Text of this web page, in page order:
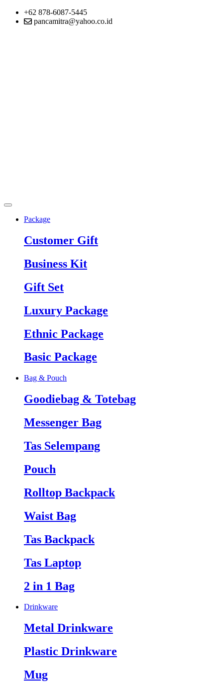
+62 878-6087-5445
pancamitra@yahoo.co.id
Package
Customer Gift
Business Kit
Gift Set
Luxury Package
Ethnic Package
Basic Package
Bag & Pouch
Goodiebag & Totebag
Messenger Bag
Tas Selempang
Pouch
Rolltop Backpack
Waist Bag
Tas Backpack
Tas Laptop
2 in 1 Bag
Drinkware
Metal Drinkware
Plastic Drinkware
Mug